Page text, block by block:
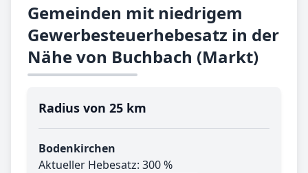
Gemeinden mit niedrigem
Gewerbesteuerhebesatz in der
Nähe von Buchbach (Markt)
Radius von 25 km
Bodenkirchen
Aktueller Hebesatz: 300 %